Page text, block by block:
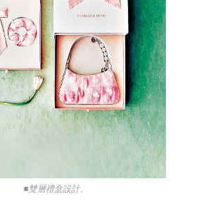
■雙層禮盒設計。